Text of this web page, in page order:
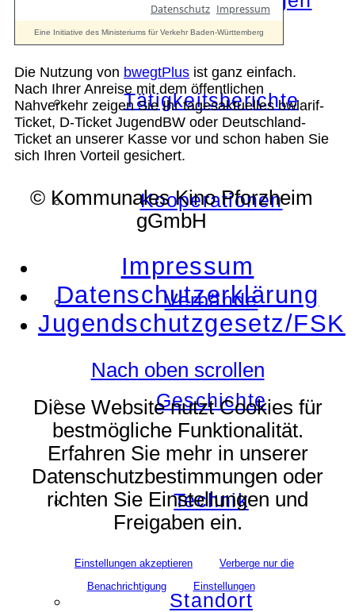
Tätigkeitsberichte
Kooperationen
Verbände
Geschichte
Technik
Standort
Die Nutzung von bwegtPlus ist ganz einfach.
Nach Ihrer Anreise mit dem öffentlichen
Nahverkehr zeigen Sie Ihr tagesaktuelles bwlarif-
Ticket, D-Ticket JugendBW oder Deutschland-
Ticket an unserer Kasse vor und schon haben Sie
sich Ihren Vorteil gesichert.
© Kommunales Kino Pforzheim
gGmbH
Impressum
Datenschutzerklärung
Jugendschutzgesetz/FSK
Nach oben scrollen
Diese Website nutzt Cookies für
bestmögliche Funktionalität.
Erfahren Sie mehr in unserer
Datenschutzbestimmungen oder
richten Sie Einstellungen und
Freigaben ein.
Einstellungen akzeptieren
Verberge nur die
Benachrichtigung
Einstellungen